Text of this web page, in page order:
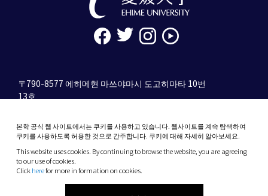
본학 공식 웹 사이트에서는 쿠키를 사용하고 있습니다. 웹사이트를 계속 탐색하여
쿠키를 사용하도록 허용한 것으로 간주합니다. 쿠키에 대해 자세히 알아보세요.
This website uses cookies. By continuing to browse the website, you are agreeing
to our use of cookies.
Clickherefor more in formation on cookies.
〒790-8577 에히메현 마쓰야마시 도고히마타 10번
13호
10-13 Dogo-Himata, Matsuyama, Ehime 790-
Phone: +81 89-927-9000